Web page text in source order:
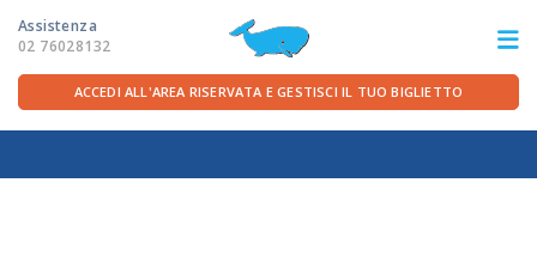
Assistenza
02 76028132
ITA FRA DEU ENG
ACCEDI ALL'AREA RISERVATA E GESTISCI IL TUO BIGLIETTO